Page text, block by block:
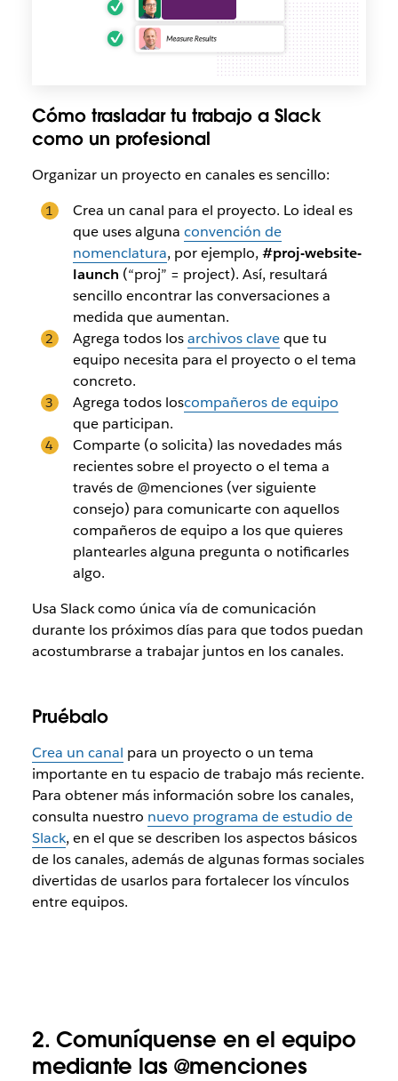
Cómo trasladar tu trabajo a Slack
como un profesional
Organizar un proyecto en canales es sencillo:
Crea un canal para el proyecto. Lo ideal es
que uses alguna convención de
nomenclatura, por ejemplo, #proj-website-
launch (“proj” = project). Así, resultará
sencillo encontrar las conversaciones a
medida que aumentan.
Agrega todos losarchivos claveque tu
equipo necesita para el proyecto o el tema
concreto.
Agrega todos loscompañeros de equipo
que participan.
Comparte (o solicita) las novedades más
recientes sobre el proyecto o el tema a
través de @menciones (ver siguiente
consejo) para comunicarte con aquellos
compañeros de equipo a los que quieres
plantearles alguna pregunta o notificarles
algo.
Usa Slack como única vía de comunicación
durante los próximos días para que todos puedan
acostumbrarse a trabajar juntos en los canales.
Pruébalo
Crea un canal para un proyecto o un tema
importante en tu espacio de trabajo más reciente.
Para obtener más información sobre los canales,
consulta nuestro nuevo programa de estudio de
Slack, en el que se describen los aspectos básicos
de los canales, además de algunas formas sociales
divertidas de usarlos para fortalecer los vínculos
entre equipos.
2.Comuníquense en el equipo
mediante las @menciones